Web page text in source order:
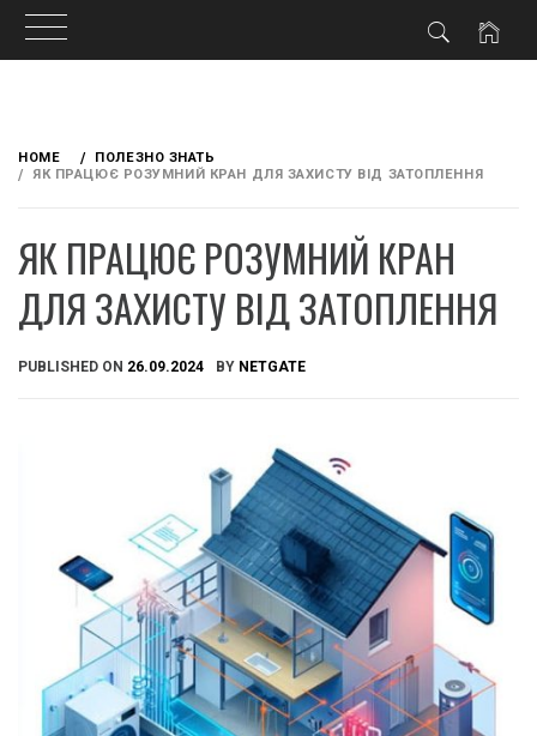
content
HOME
ПОЛЕЗНО ЗНАТЬ
ЯК ПРАЦЮЄ РОЗУМНИЙ КРАН ДЛЯ ЗАХИСТУ ВІД ЗАТОПЛЕННЯ
ЯК ПРАЦЮЄ РОЗУМНИЙ КРАН
ДЛЯ ЗАХИСТУ ВІД ЗАТОПЛЕННЯ
PUBLISHED ON 26.09.2024 BY NETGATE